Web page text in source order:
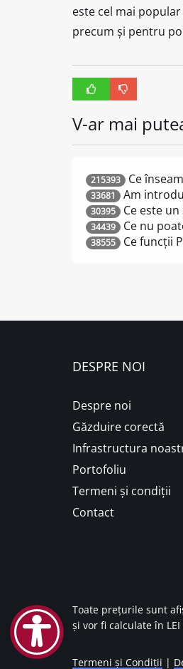
este cel mai
precum și pentru
V-ar mai
215393 Ce
33681 Am
30395 Ce este
34439 Ce nu
38555 Ce funcții
DESPRE NOI
Despre noi
Găzduire corectă
Infrastructura
Portofoliu
Termeni și condiții
Contact
Toate prețurile sunt
și vor fi calculate în
Termeni și Condiții |